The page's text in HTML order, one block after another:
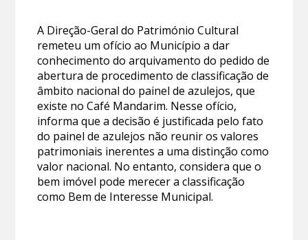
A Direção-Geral do Património Cultural
remeteu um ofício ao Município a dar
conhecimento do arquivamento do pedido de
abertura de procedimento de classificação de
âmbito nacional do painel de azulejos, que
existe no Café Mandarim. Nesse ofício,
informa que a decisão é justificada pelo fato
do painel de azulejos não reunir os valores
patrimoniais inerentes a uma distinção como
valor nacional. No entanto, considera que o
bem imóvel pode merecer a classificação
como Bem de Interesse Municipal.